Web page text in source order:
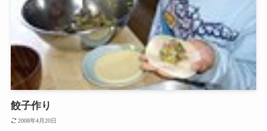
餃子作り
2008年4月20日